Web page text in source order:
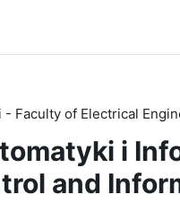
Faculty of Electrical
i
and